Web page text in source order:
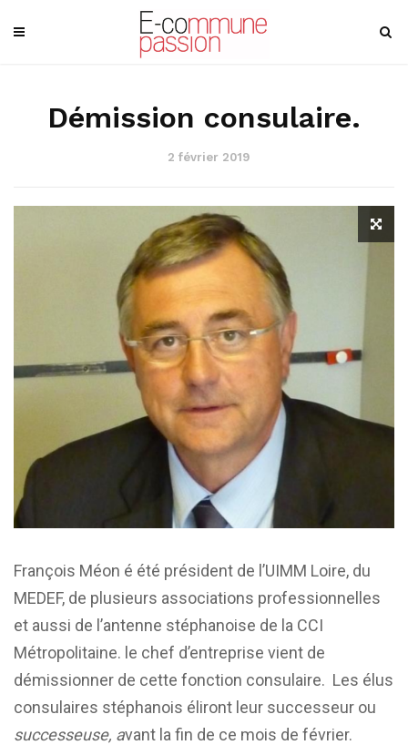
Démission consulaire.
2 février 2019
François Méon é été président de l’UIMM Loire, du
MEDEF, de plusieurs associations professionnelles
et aussi de l’antenne stéphanoise de la CCI
Métropolitaine. le chef d’entreprise vient de
démissionner de cette fonction consulaire. Les élus
consulaires stéphanois éliront leur successeur ou
successeuse, avant la fin de ce mois de février.